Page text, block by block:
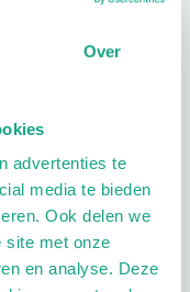
Over
advertenties te
media te bieden
Ook delen we
site met onze
en analyse. Deze